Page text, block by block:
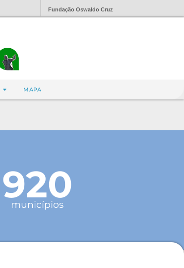
Fundação Oswaldo Cruz
MAPA
920
municípios